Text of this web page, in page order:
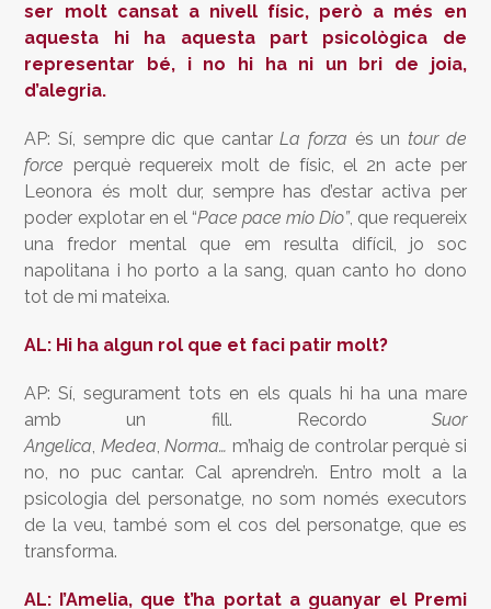
ser molt cansat a nivell físic, però a més en
aquesta hi ha aquesta part psicològica de
representar bé, i no hi ha ni un bri de joia,
d’alegria.
AP: Sí, sempre dic que cantarLa forza és un tour de
force perquè requereix molt de físic, el 2n acte per
Leonora és molt dur, sempre has d’estar activa per
poder explotar en el “Pace pace mio Dio”, que requereix
una fredor mental que em resulta difícil, jo soc
napolitana i ho porto a la sang, quan canto ho dono
tot de mi mateixa.
AL: Hi ha algun rol que et faci patir molt?
AP: Sí, segurament tots en els quals hi ha una mare
amb un fill. Recordo Suor
Angelica, Medea,Norma… m’haig de controlar perquè si
no, no puc cantar. Cal aprendre’n. Entro molt a la
psicologia del personatge, no som només executors
de la veu, també som el cos del personatge, que es
transforma.
AL: I’Amelia, que t’ha portat a guanyar el Premi